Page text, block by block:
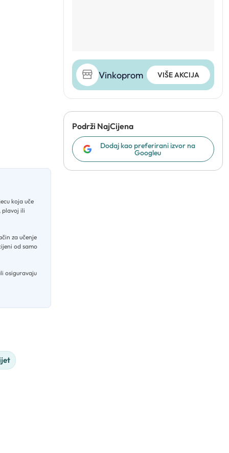
koja uče
plavoj ili
za učenje
od samo
osiguravaju
Vinkoprom VIŠE AKCIJA
Podrži NajCijena
Dodaj kao preferirani izvor na
Googleu